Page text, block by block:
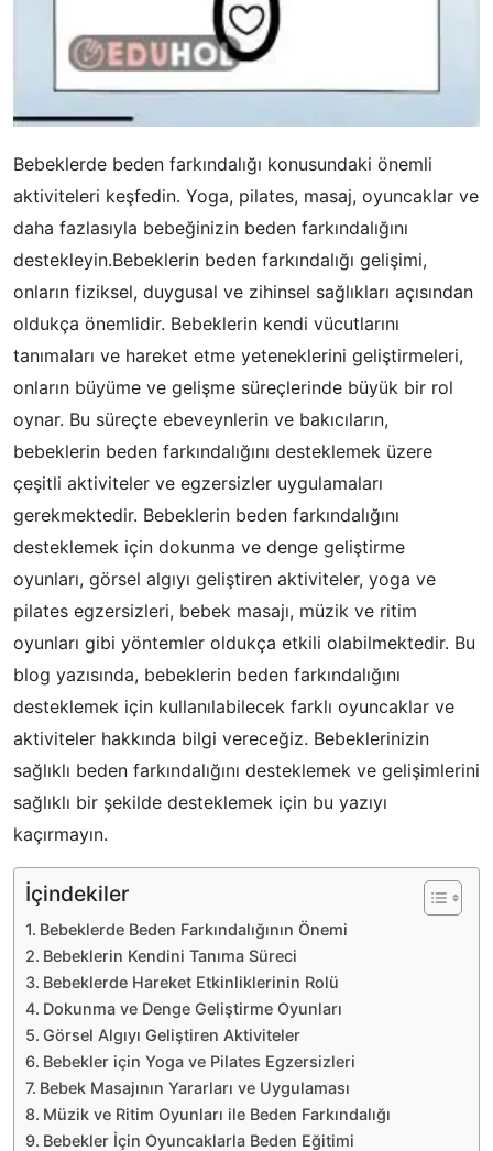
Bebeklerde beden farkındalığı konusundaki önemli
aktiviteleri keşfedin. Yoga, pilates, masaj, oyuncaklar ve
daha fazlasıyla bebeğinizin beden farkındalığını
destekleyin.Bebeklerin beden farkındalığı gelişimi,
onların fiziksel, duygusal ve zihinsel sağlıkları açısından
oldukça önemlidir. Bebeklerin kendi vücutlarını
tanımaları ve hareket etme yeteneklerini geliştirmeleri,
onların büyüme ve gelişme süreçlerinde büyük bir rol
oynar. Bu süreçte ebeveynlerin ve bakıcıların,
bebeklerin beden farkındalığını desteklemek üzere
çeşitli aktiviteler ve egzersizler uygulamaları
gerekmektedir. Bebeklerin beden farkındalığını
desteklemek için dokunma ve denge geliştirme
oyunları, görsel algıyı geliştiren aktiviteler, yoga ve
pilates egzersizleri, bebek masajı, müzik ve ritim
oyunları gibi yöntemler oldukça etkili olabilmektedir. Bu
blog yazısında, bebeklerin beden farkındalığını
desteklemek için kullanılabilecek farklı oyuncaklar ve
aktiviteler hakkında bilgi vereceğiz. Bebeklerinizin
sağlıklı beden farkındalığını desteklemek ve gelişimlerini
sağlıklı bir şekilde desteklemek için bu yazıyı
kaçırmayın.
İçindekiler
Bebeklerde Beden Farkındalığının Önemi
Bebeklerin Kendini Tanıma Süreci
Bebeklerde Hareket Etkinliklerinin Rolü
Dokunma ve Denge Geliştirme Oyunları
Görsel Algıyı Geliştiren Aktiviteler
Bebekler için Yoga ve Pilates Egzersizleri
Bebek Masajının Yararları ve Uygulaması
Müzik ve Ritim Oyunları ile Beden Farkındalığı
Bebekler İçin Oyuncaklarla Beden Eğitimi